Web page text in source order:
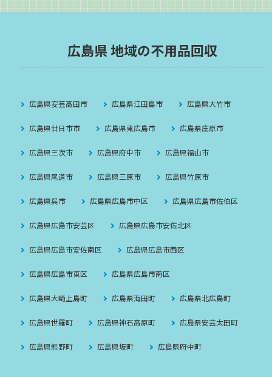
広島県 地域の不用品回収
広島県安芸高田市 広島県江田島市 広島県大竹市
広島県廿日市市 広島県東広島市 広島県庄原市
広島県三次市 広島県府中市 広島県福山市
広島県尾道市 広島県三原市 広島県竹原市
広島県呉市 広島県広島市中区 広島県広島市佐伯区
広島県広島市安芸区 広島県広島市安佐北区
広島県広島市安佐南区 広島県広島市西区
広島県広島市東区 広島県広島市南区
広島県大崎上島町 広島県海田町 広島県北広島町
広島県世羅町 広島県神石高原町 広島県安芸太田町
広島県熊野町 広島県坂町 広島県府中町